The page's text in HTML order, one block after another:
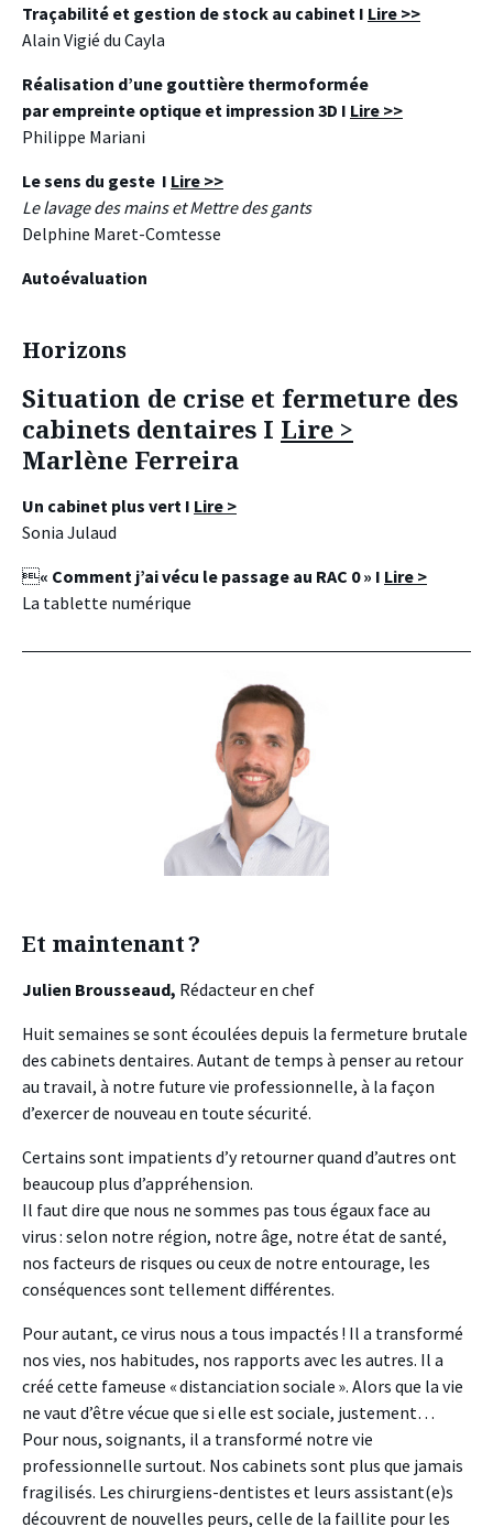
Traçabilité et gestion de stock au cabinet I Lire >>
Alain Vigié du Cayla
Réalisation d’une gouttière thermoformée
par empreinte optique et impression 3D I Lire >>
Philippe Mariani
Le sens du geste I Lire >>
Le lavage des mains et Mettre des gants
Delphine Maret-Comtesse
Autoévaluation
Horizons
Situation de crise et fermeture des
cabinets dentaires I Lire >
Marlène Ferreira
Un cabinet plus vert I Lire >
Sonia Julaud
« Comment j’ai vécu le passage au RAC 0 » I Lire >
La tablette numérique
Et maintenant ?
Julien Brousseaud, Rédacteur en chef
Huit semaines se sont écoulées depuis la fermeture brutale
des cabinets dentaires. Autant de temps à penser au retour
au travail, à notre future vie professionnelle, à la façon
d’exercer de nouveau en toute sécurité.
Certains sont impatients d’y retourner quand d’autres ont
beaucoup plus d’appréhension.
Il faut dire que nous ne sommes pas tous égaux face au
virus : selon notre région, notre âge, notre état de santé,
nos facteurs de risques ou ceux de notre entourage, les
conséquences sont tellement différentes.
Pour autant, ce virus nous a tous impactés ! Il a transformé
nos vies, nos habitudes, nos rapports avec les autres. Il a
créé cette fameuse « distanciation sociale ». Alors que la vie
ne vaut d’être vécue que si elle est sociale, justement…
Pour nous, soignants, il a transformé notre vie
professionnelle surtout. Nos cabinets sont plus que jamais
fragilisés. Les chirurgiens-dentistes et leurs assistant(e)s
découvrent de nouvelles peurs, celle de la faillite pour les